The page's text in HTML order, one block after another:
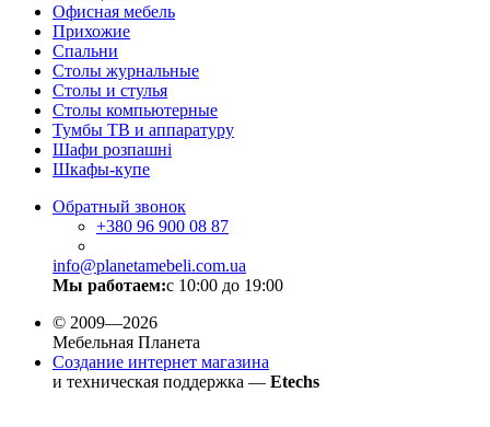
Офисная мебель
Прихожие
Спальни
Столы журнальные
Столы и стулья
Столы компьютерные
Тумбы ТВ и аппаратуру
Шафи розпашні
Шкафы-купе
Обратный звонок
+380 96 900 08 87
info@planetamebeli.com.ua
Мы работаем:с 10:00 до 19:00
© 2009—2026
Мебельная Планета
Создание интернет магазина
и техническая поддержка — Etechs